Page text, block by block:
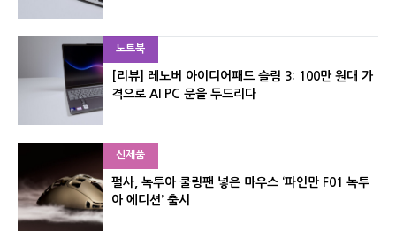
노트북
[리뷰] 레노버 아이디어패드 슬림 3: 100만 원대 가
격으로 AI PC 문을 두드리다
신제품
펄사, 녹투아 쿨링팬 넣은 마우스 ‘파인만 F01 녹투
아 에디션’ 출시